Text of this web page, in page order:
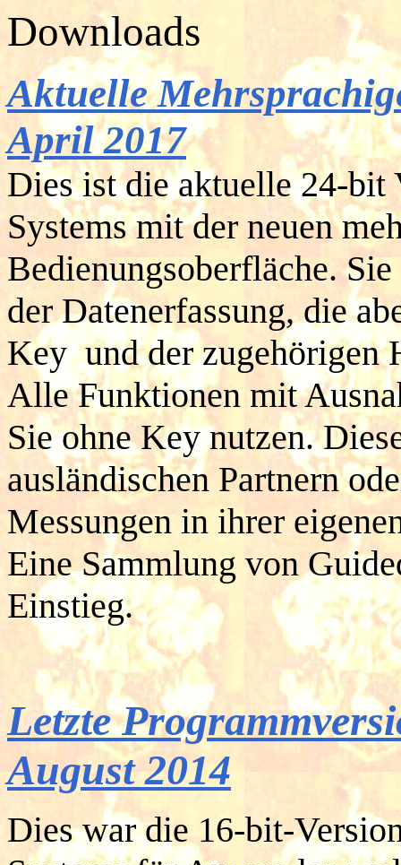
Downloads
Aktuelle
April 2017
Dies ist die aktuelle 24-bit
Systems mit der neuen
Bedienungsoberfläche.
der Datenerfassung, die
Key und der zugehörigen
Alle Funktionen mit
Sie ohne Key nutzen.
ausländischen Partnern
Messungen in ihrer
Eine Sammlung von
Einstieg.
Letzte
August 2014
Dies war die 16-bit-